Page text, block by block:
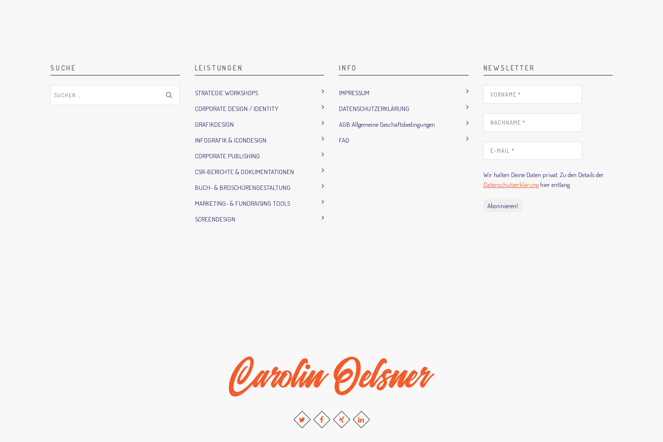
SUCHE
Suchen
LEISTUNGEN
STRATEGIE WORKSHOPS
CORPORATE DESIGN / IDENTITY
GRAFIKDESIGN
INFOGRAFIK & ICONDESIGN
CORPORATE PUBLISHING
CSR-BERICHTE & DOKUMENTATIONEN
BUCH- & BROSCHÜRENGESTALTUNG
MARKETING- & FUNDRAISING TOOLS
SCREENDESIGN
INFO
IMPRESSUM
DATENSCHUTZERKLÄRUNG
AGB Allgemeine Geschäftsbedingungen
FAQ
NEWSLETTER
Wir halten Deine Daten privat. Zu den Details der
Datenschutzerklärunghier entlang.